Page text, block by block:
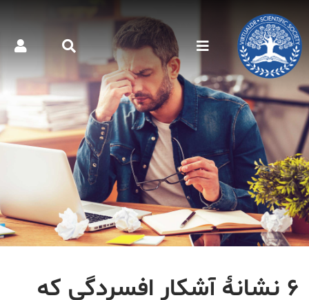
۶ نشانۀ آشکار افسردگی که